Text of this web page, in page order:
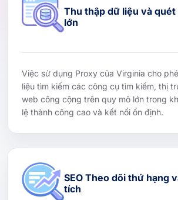
Thu thập dữ liệu và
lớn
Việc sử dụng Proxy của Virginia cho
liệu tìm kiếm các công cụ tìm kiếm, thị
web công cộng trên quy mô lớn trong
lệ thành công cao và kết nối ổn định.
SEO Theo dõi thứ hạng
tích